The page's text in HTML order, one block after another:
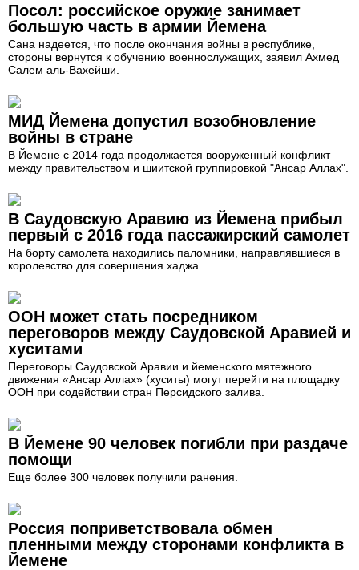
Посол: российское оружие занимает
большую часть в армии Йемена
Сана надеется, что после окончания войны в республике,
стороны вернутся к обучению военнослужащих, заявил Ахмед
Салем аль-Вахейши.
МИД Йемена допустил возобновление
войны в стране
В Йемене с 2014 года продолжается вооруженный конфликт
между правительством и шиитской группировкой "Ансар Аллах".
В Саудовскую Аравию из Йемена прибыл
первый с 2016 года пассажирский самолет
На борту самолета находились паломники, направлявшиеся в
королевство для совершения хаджа.
ООН может стать посредником
переговоров между Саудовской Аравией и
хуситами
Переговоры Саудовской Аравии и йеменского мятежного
движения «Ансар Аллах» (хуситы) могут перейти на площадку
ООН при содействии стран Персидского залива.
В Йемене 90 человек погибли при раздаче
помощи
Еще более 300 человек получили ранения.
Россия поприветствовала обмен
пленными между сторонами конфликта в
Йемене